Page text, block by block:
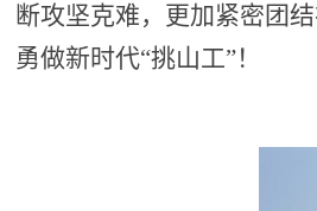
断攻坚克难，更加紧密团
勇做新时代“挑山工”！